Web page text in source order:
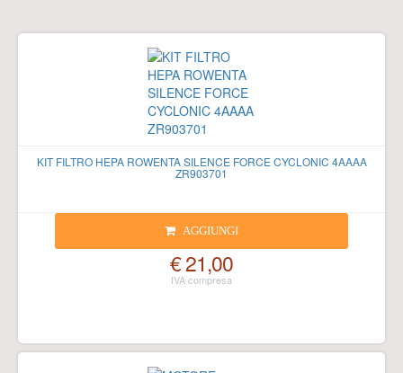
KIT FILTRO HEPA ROWENTA SILENCE FORCE CYCLONIC 4AAAA
ZR903701
AGGIUNGI
€ 21,00